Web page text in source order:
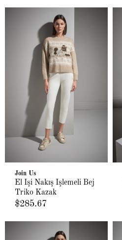
Join Us
El İşi Nakış İşlemeli Bej
Triko Kazak
$285.67